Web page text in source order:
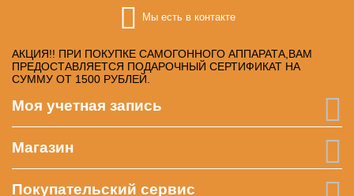
Мы есть в контакте
АКЦИЯ!! ПРИ ПОКУПКЕ САМОГОННОГО АППАРАТА,ВАМ
ПРЕДОСТАВЛЯЕТСЯ ПОДАРОЧНЫЙ СЕРТИФИКАТ НА
СУММУ ОТ 1500 РУБЛЕЙ.
Моя учетная запись
Магазин
Покупательский сервис